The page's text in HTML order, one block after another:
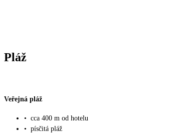
Pláž
Veřejná pláž
• cca 400 m od hotelu
• písčitá pláž